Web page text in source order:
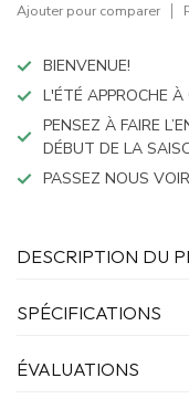
Ajouter pour comparer
BIENVENUE!
L'ÉTÉ APPROCHE À
PENSEZ À FAIRE
DÉBUT DE LA
PASSEZ NOUS
DESCRIPTION DU
SPÉCIFICATIONS
ÉVALUATIONS